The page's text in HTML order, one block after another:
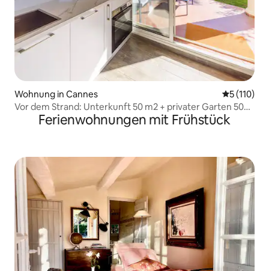
Wohnung in Cannes
5 (110)
Vor dem Strand: Unterkunft 50 m2 + privater Garten 50
Ferienwohnungen mit Frühstück